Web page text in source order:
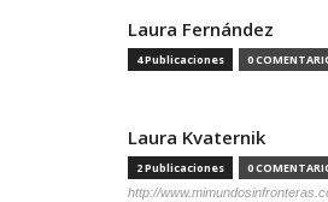
Laura Fernández
4 Publicaciones 0
Laura Kvaternik
2 Publicaciones 0
http://